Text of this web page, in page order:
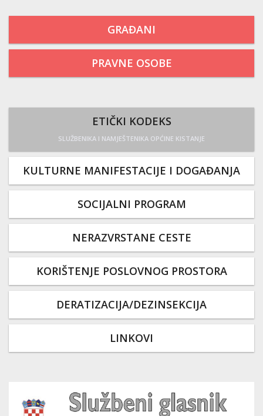
GRAĐANI
PRAVNE OSOBE
ETIČKI KODEKS
SLUŽBENIKA I NAMJEŠTENIKA OPĆINE KISTANJE
KULTURNE MANIFESTACIJE I DOGAĐANJA
SOCIJALNI PROGRAM
NERAZVRSTANE CESTE
KORIŠTENJE POSLOVNOG PROSTORA
DERATIZACIJA/DEZINSEKCIJA
LINKOVI